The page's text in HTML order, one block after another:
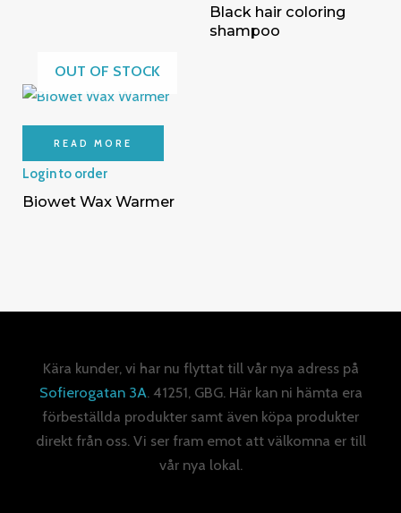
Black hair coloring
shampoo
OUT OF STOCK
READ MORE
Login to order
Biowet Wax Warmer
Kära kunder, vi har nu flyttat till vår nya adress på
Sofierogatan 3A. 41251, GBG. Här kan ni hämta era
förbeställda produkter samt även köpa produkter
direkt från oss. Vi ser fram emot att välkomna er till
vår nya lokal.